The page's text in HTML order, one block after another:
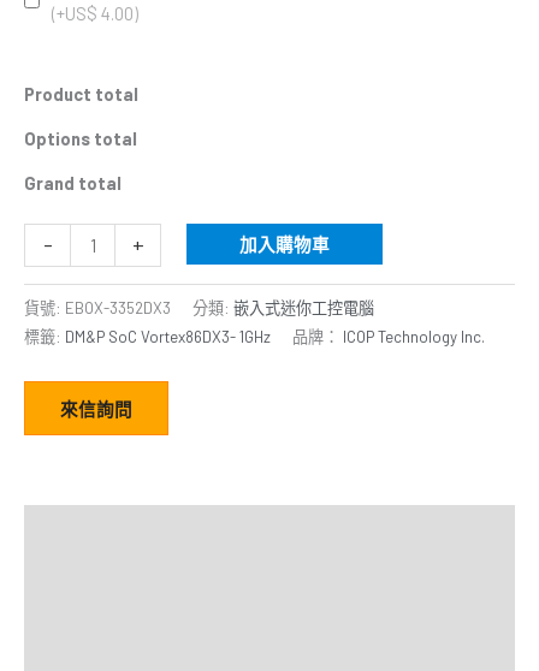
(+US$ 4.00)
Product total
Options total
Grand total
- + 加入購物車
貨號: EBOX-3352DX3 分類: 嵌入式迷你工控電腦
標籤: DM&P SoC Vortex86DX3- 1GHz 品牌： ICOP Technology Inc.
來信詢問